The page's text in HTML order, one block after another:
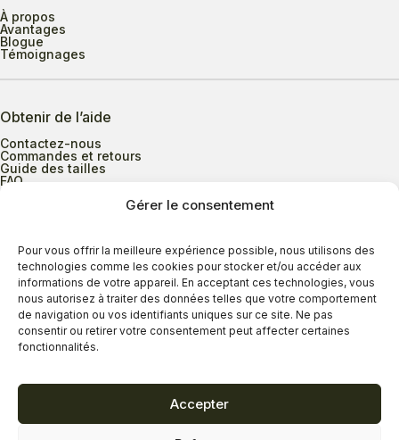
Gérer le consentement
Pour vous offrir la meilleure expérience possible, nous utilisons des
technologies comme les cookies pour stocker et/ou accéder aux
informations de votre appareil. En acceptant ces technologies, vous
nous autorisez à traiter des données telles que votre comportement
de navigation ou vos identifiants uniques sur ce site. Ne pas
consentir ou retirer votre consentement peut affecter certaines
fonctionnalités.
Accepter
À propos
Avantages
Blogue
Témoignages
Obtenir de l’aide
Contactez-nous
Commandes et retours
Guide des tailles
FAQ
Heures d’ouverture
Lundi au mercredi
9h00 à 17h30
Jeudi
9h00 à 20h00
Vendredi
9h00 à 18h00
Dimanche
11h00 à 16h30